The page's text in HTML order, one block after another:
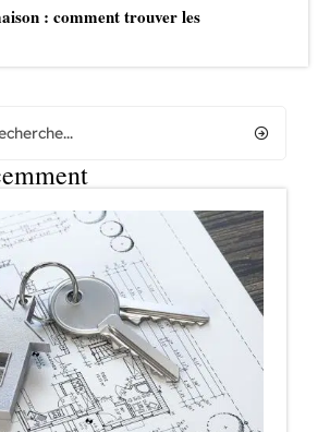
: comment trouver les